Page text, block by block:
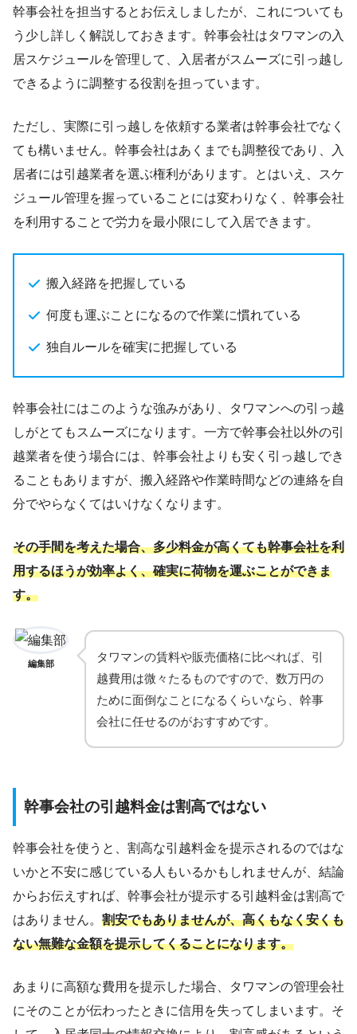
幹事会社を担当するとお伝えしましたが、これについても
う少し詳しく解説しておきます。幹事会社はタワマンの入
居スケジュールを管理して、入居者がスムーズに引っ越し
できるように調整する役割を担っています。
ただし、実際に引っ越しを依頼する業者は幹事会社でなく
ても構いません。幹事会社はあくまでも調整役であり、入
居者には引越業者を選ぶ権利があります。とはいえ、スケ
ジュール管理を握っていることには変わりなく、幹事会社
を利用することで労力を最小限にして入居できます。
搬入経路を把握している
何度も運ぶことになるので作業に慣れている
独自ルールを確実に把握している
幹事会社にはこのような強みがあり、タワマンへの引っ越
しがとてもスムーズになります。一方で幹事会社以外の引
越業者を使う場合には、幹事会社よりも安く引っ越しでき
ることもありますが、搬入経路や作業時間などの連絡を自
分でやらなくてはいけなくなります。
その手間を考えた場合、多少料金が高くても幹事会社を利
用するほうが効率よく、確実に荷物を運ぶことができま
す。
編集部
タワマンの賃料や販売価格に比べれば、引
越費用は微々たるものですので、数万円の
ために面倒なことになるくらいなら、幹事
会社に任せるのがおすすめです。
幹事会社の引越料金は割高ではない
幹事会社を使うと、割高な引越料金を提示されるのではな
いかと不安に感じている人もいるかもしれませんが、結論
からお伝えすれば、幹事会社が提示する引越料金は割高で
はありません。 割安でもありませんが、高くもなく安くも
ない無難な金額を提示してくることになります。
あまりに高額な費用を提示した場合、タワマンの管理会社
にそのことが伝わったときに信用を失ってしまいます。そ